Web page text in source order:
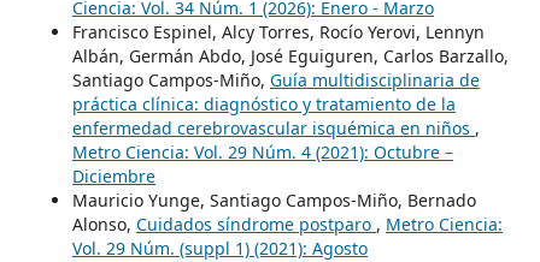
Ciencia: Vol. 34 Núm. 1 (2026): Enero - Marzo
Francisco Espinel, Alcy Torres, Rocío Yerovi, Lennyn
Albán, Germán Abdo, José Eguiguren, Carlos Barzallo,
Santiago Campos-Miño, Guía multidisciplinaria de
práctica clínica: diagnóstico y tratamiento de la
enfermedad cerebrovascular isquémica en niños ,
Metro Ciencia: Vol. 29 Núm. 4 (2021): Octubre –
Diciembre
Mauricio Yunge, Santiago Campos-Miño, Bernado
Alonso, Cuidados síndrome postparo , Metro Ciencia:
Vol. 29 Núm. (suppl 1) (2021): Agosto